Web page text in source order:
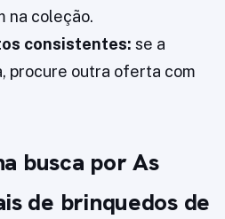
na coleção.
consistentes: se a
procure outra oferta com
busca por As
de brinquedos de